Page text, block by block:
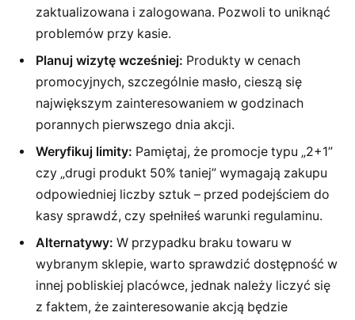
zaktualizowana i zalogowana. Pozwoli to uniknąć
problemów przy kasie.
Planuj wizytę wcześniej: Produkty w cenach
promocyjnych, szczególnie masło, cieszą się
największym zainteresowaniem w godzinach
porannych pierwszego dnia akcji.
Weryfikuj limity: Pamiętaj, że promocje typu „2+1”
czy „drugi produkt 50% taniej” wymagają zakupu
odpowiedniej liczby sztuk – przed podejściem do
kasy sprawdź, czy spełniłeś warunki regulaminu.
Alternatywy: W przypadku braku towaru w
wybranym sklepie, warto sprawdzić dostępność w
innej pobliskiej placówce, jednak należy liczyć się
z faktem, że zainteresowanie akcją będzie